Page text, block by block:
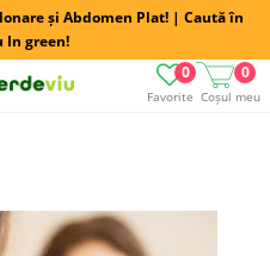
și Abdomen Plat! | Caută în
In green!
Favorite
0
Coșul meu
0